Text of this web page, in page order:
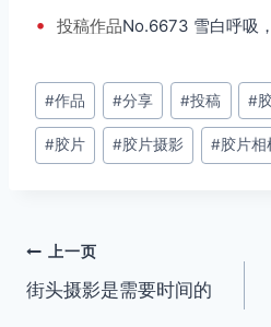
• 投稿作品No.6673 雪白呼吸
文
章
标
#作品 #分享 #投稿 #
#胶片 #胶片摄影 #胶片相
文
章
上一页
街头摄影是需要时间的